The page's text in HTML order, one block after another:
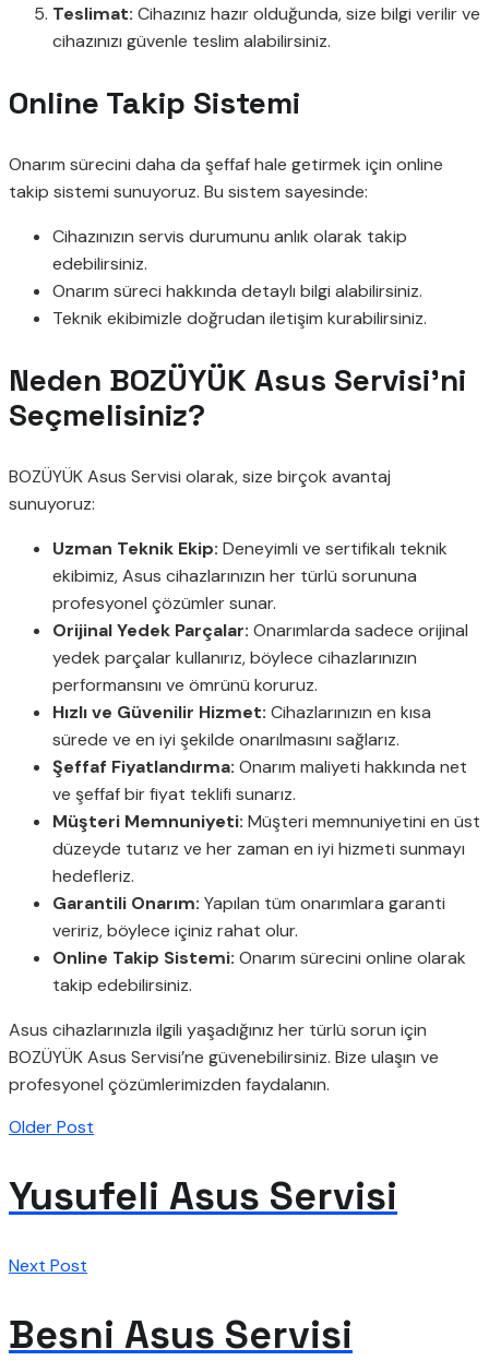
Teslimat: Cihazınız hazır olduğunda, size bilgi verilir ve
cihazınızı güvenle teslim alabilirsiniz.
Online Takip Sistemi
Onarım sürecini daha da şeffaf hale getirmek için online
takip sistemi sunuyoruz. Bu sistem sayesinde:
Cihazınızın servis durumunu anlık olarak takip
edebilirsiniz.
Onarım süreci hakkında detaylı bilgi alabilirsiniz.
Teknik ekibimizle doğrudan iletişim kurabilirsiniz.
Neden BOZÜYÜK Asus Servisi’ni
Seçmelisiniz?
BOZÜYÜK Asus Servisi olarak, size birçok avantaj
sunuyoruz:
Uzman Teknik Ekip: Deneyimli ve sertifikalı teknik
ekibimiz, Asus cihazlarınızın her türlü sorununa
profesyonel çözümler sunar.
Orijinal Yedek Parçalar: Onarımlarda sadece orijinal
yedek parçalar kullanırız, böylece cihazlarınızın
performansını ve ömrünü koruruz.
Hızlı ve Güvenilir Hizmet: Cihazlarınızın en kısa
sürede ve en iyi şekilde onarılmasını sağlarız.
Şeffaf Fiyatlandırma: Onarım maliyeti hakkında net
ve şeffaf bir fiyat teklifi sunarız.
Müşteri Memnuniyeti: Müşteri memnuniyetini en üst
düzeyde tutarız ve her zaman en iyi hizmeti sunmayı
hedefleriz.
Garantili Onarım: Yapılan tüm onarımlara garanti
veririz, böylece içiniz rahat olur.
Online Takip Sistemi: Onarım sürecini online olarak
takip edebilirsiniz.
Asus cihazlarınızla ilgili yaşadığınız her türlü sorun için
BOZÜYÜK Asus Servisi’ne güvenebilirsiniz. Bize ulaşın ve
profesyonel çözümlerimizden faydalanın.
Older Post
Yusufeli Asus Servisi
Next Post
Besni Asus Servisi